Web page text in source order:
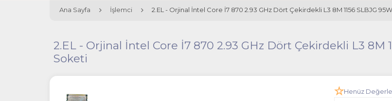
Ana Sayfa İşlemci 2.EL - Orjinal İntel Core İ7 870 2.93 GHz Dört Çekirdekli L3 8M 1156 SLBJG
2.EL - Orjinal İntel Core İ7 870 2.93 GHz Dört Çekirdekli L3 8M
Soketi
Henüz